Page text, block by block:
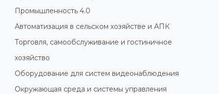
Промышленность 4.0
Автоматизация в сельском хозяйстве и АПК
Торговля, самообслуживание и гостиничное
хозяйство
Оборудование для систем видеонаблюдения
Окружающая среда и системы управления